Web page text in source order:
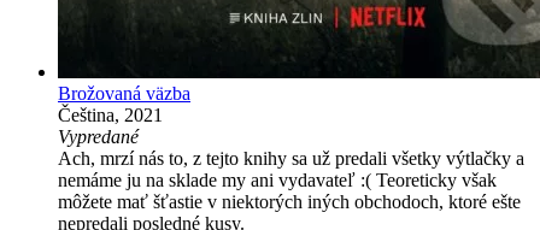
Brožovaná väzba
Čeština, 2021
Vypredané
Ach, mrzí nás to, z tejto knihy sa už predali všetky výtlačky a
nemáme ju na sklade my ani vydavateľ :( Teoreticky však
môžete mať šťastie v niektorých iných obchodoch, ktoré ešte
nepredali posledné kusy.